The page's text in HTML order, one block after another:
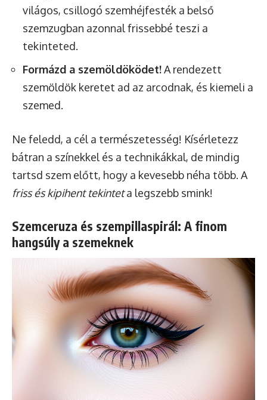
világos, csillogó szemhéjfesték a belső
szemzugban azonnal frissebbé teszi a
tekinteted.
Formázd a szemöldöködet!A rendezett
szemöldök keretet ad az arcodnak, és kiemeli a
szemed.
Ne feledd, a cél a természetesség! Kísérletezz
bátran a színekkel és a technikákkal, de mindig
tartsd szem előtt, hogy a kevesebb néha több. A
friss és kipihent tekinteta legszebb smink!
Szemceruza és szempillaspirál: A finom
hangsúly a szemeknek